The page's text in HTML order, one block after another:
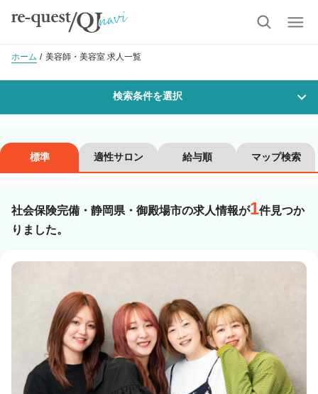
ホーム 美容師・美容室 求人一覧
検索条件を選択
沿線・駅を選択 市区町村を選択
御殿場市
美容師スタイリスト 美容師アシスタント
カラーリスト フロント・レセプション
ヘアメイク・美容部員 アイリスト
標準 適性サロン 給与順 マップ検索
社会保険完備・静岡県・御殿場市の求人情報が1件見つか
りました。